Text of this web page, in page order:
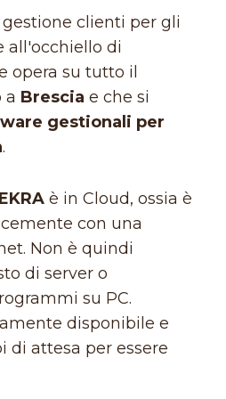
clienti per gli
all'occhiello di
opera su tutto il
a Brescia e che si
gestionali per
.
EKRA è in Cloud, ossia è
con una
Non è quindi
di server o
su PC.
disponibile e
di attesa per essere